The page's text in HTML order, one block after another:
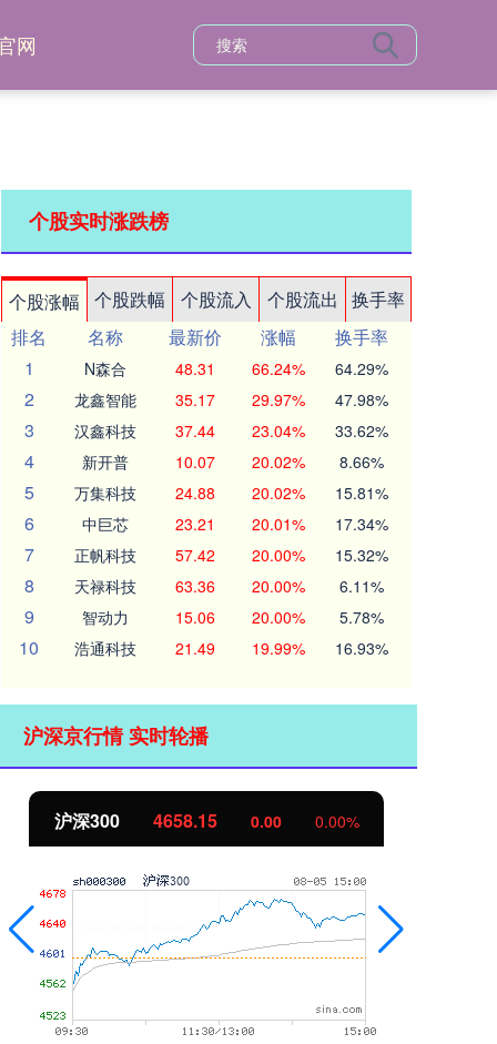
网
个股实时涨跌榜
个股涨幅 个股跌幅 个股流入 个股流出
换手率
排名
名称 最新价 涨幅
换手率
1
N森合 48.31 66.24% 64.29%
2 龙鑫智能 35.17 29.97% 47.98%
3 汉鑫科技 37.44 23.04% 33.62%
4 新开普 10.07 20.02% 8.66%
5 万集科技 24.88 20.02% 15.81%
6 中巨芯 23.21 20.01% 17.34%
7 正帆科技 57.42 20.00% 15.32%
8 天禄科技 63.36 20.00% 6.11%
9 智动力 15.06 20.00% 5.78%
10 浩通科技 21.49 19.99% 16.93%
沪深京行情 实时轮播
北证50 1119.46 0.00 0.00%